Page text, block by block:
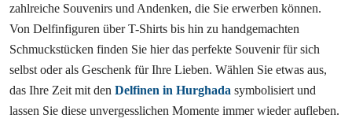
zahlreiche Souvenirs und Andenken, die Sie erwerben können.
Von Delfinfiguren über T-Shirts bis hin zu handgemachten
Schmuckstücken finden Sie hier das perfekte Souvenir für sich
selbst oder als Geschenk für Ihre Lieben. Wählen Sie etwas aus,
das Ihre Zeit mit den Delfinen in Hurghada symbolisiert und
lassen Sie diese unvergesslichen Momente immer wieder aufleben.